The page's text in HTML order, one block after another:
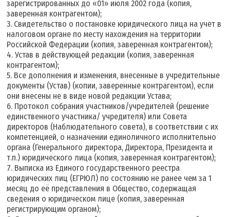
зарегистрированных до «01» июля 2002 года (копия,
заверенная контрагентом);
3. Свидетельство о постановке юридического лица на учет в
налоговом органе по месту нахождения на территории
Российской Федерации (копия, заверенная контрагентом);
4. Устав в действующей редакции (копия, заверенная
контрагентом);
5. Все дополнения и изменения, внесенные в учредительные
документы (Устав) (копии, заверенные контрагентом), если
они внесены не в виде новой редакции Устава;
6. Протокол собрания участников/учредителей (решение
единственного участника/ учредителя) или Совета
директоров (Наблюдательного совета), в соответствии с их
компетенцией, о назначении единоличного исполнительно
органа (Генерального директора, Директора, Президента и
т.п.) юридического лица (копия, заверенная контрагентом);
7. Выписка из Единого государственного реестра
юридических лиц (ЕГРЮЛ) по состоянию не ранее чем за 1
месяц до её представления в Общество, содержащая
сведения о юридическом лице (копия, заверенная
регистрирующим органом);